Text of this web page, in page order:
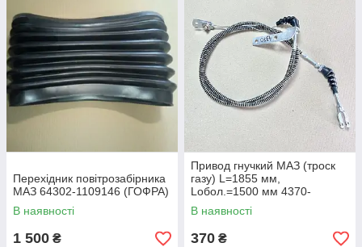
Перехідник повітрозабірника
МАЗ 64302-1109146 (ГОФРА)
В наявності
1 500 ₴
Привод гнучкий МАЗ (троск
газу) L=1855 мм,
Loбол.=1500 мм 4370-
1108580
В наявності
370 ₴